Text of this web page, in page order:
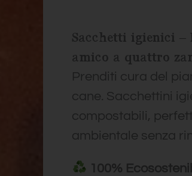
Sacchetti igienici –
amico a quattro
Prenditi cura del
cane. Sacchettini
compostabili,
ambientale senza
100%